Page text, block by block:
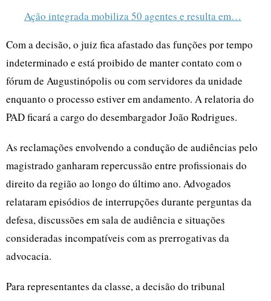
Ação integrada mobiliza 50 agentes e resulta em…
Com a decisão, o juiz fica afastado das funções por tempo
indeterminado e está proibido de manter contato com o
fórum de Augustinópolis ou com servidores da unidade
enquanto o processo estiver em andamento. A relatoria do
PAD ficará a cargo do desembargador João Rodrigues.
As reclamações envolvendo a condução de audiências pelo
magistrado ganharam repercussão entre profissionais do
direito da região ao longo do último ano. Advogados
relataram episódios de interrupções durante perguntas da
defesa, discussões em sala de audiência e situações
consideradas incompatíveis com as prerrogativas da
advocacia.
Para representantes da classe, a decisão do tribunal